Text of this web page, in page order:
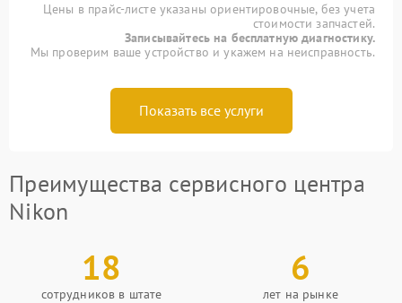
Цены в прайс-листе указаны ориентировочные, без учета
стоимости запчастей.
Записывайтесь на бесплатную диагностику.
Мы проверим ваше устройство и укажем на неисправность.
Показать все услуги
Преимущества сервисного центра
Nikon
18
сотрудников в штате
6
лет на рынке